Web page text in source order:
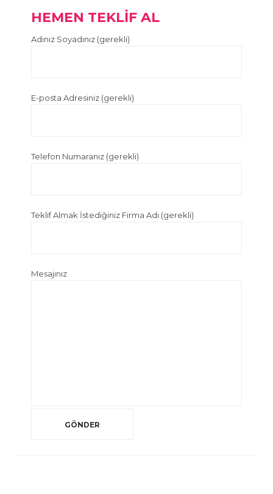
HEMEN TEKLİF AL
Adınız Soyadınız (gerekli)
E-posta Adresiniz (gerekli)
Telefon Numaranız (gerekli)
Teklif Almak İstediğiniz Firma Adı (gerekli)
Mesajınız